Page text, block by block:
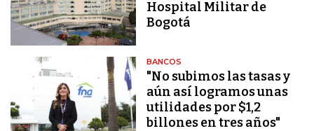
Hospital Militar de
Bogotá
BANCOS
"No subimos las tasas y
aún así logramos unas
utilidades por $1,2
billones en tres años"